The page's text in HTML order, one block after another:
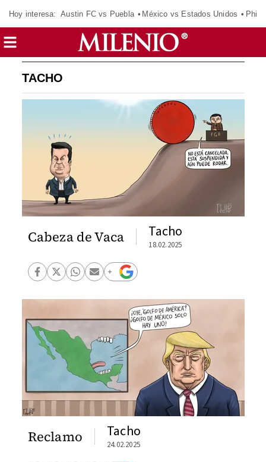
Hoy interesa: Austin FC vs Puebla México vs Estados Unidos
TACHO
Cabeza de Vaca Tacho
18.02.2025
Reclamo Tacho
24.02.2025